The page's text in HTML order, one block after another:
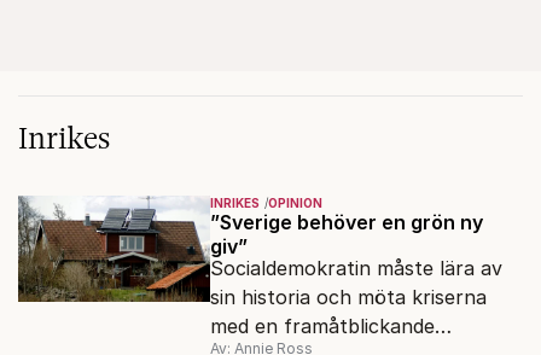
Inrikes
INRIKES OPINION
”Sverige behöver en grön ny
giv”
Socialdemokratin måste lära av
sin historia och möta kriserna
med en framåtblickande
Av: Annie Ross